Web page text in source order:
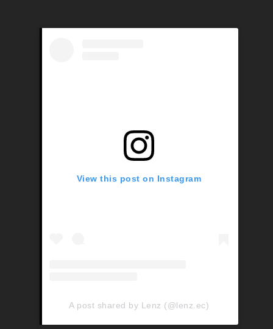
View this post on Instagram
A post shared by Lenz (@lenz.ec)